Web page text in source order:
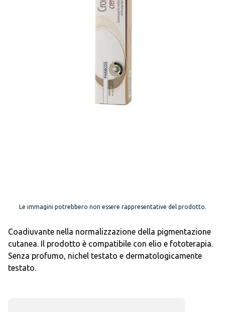
Le immagini potrebbero non essere rappresentative del prodotto.
Coadiuvante nella normalizzazione della pigmentazione
cutanea. Il prodotto è compatibile con elio e fototerapia.
Senza profumo, nichel testato e dermatologicamente
testato.